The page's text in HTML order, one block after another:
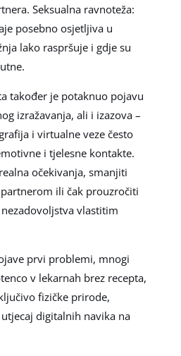
Seksualna ravnoteža:
posebno osjetljiva u
lako raspršuje i gdje su
također je potaknuo pojavu
izražavanja, ali i izazova –
i virtualne veze često
i tjelesne kontakte.
očekivanja, smanjiti
ili čak prouzročiti
vlastitim
prvi problemi, mnogi
v lekarnah brez recepta,
fizičke prirode,
digitalnih navika na